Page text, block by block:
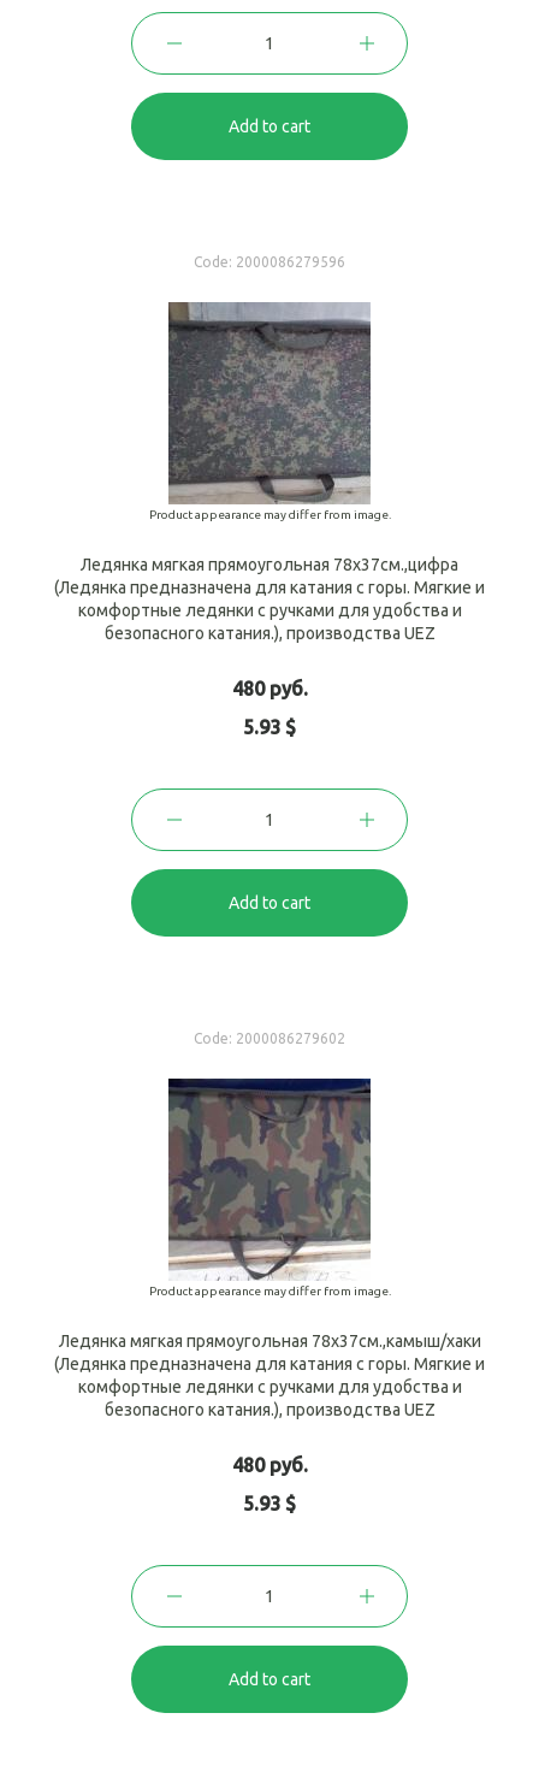
Add to cart
Code: 2000086279596
Product appearance may differ from image.
Ледянка мягкая прямоугольная 78х37см.,цифра
(Ледянка предназначена для катания с горы. Мягкие и
комфортные ледянки с ручками для удобства и
безопасного катания.), производства UEZ
480 руб.
5.93 $
Add to cart
Code: 2000086279602
Product appearance may differ from image.
Ледянка мягкая прямоугольная 78х37см.,камыш/хаки
(Ледянка предназначена для катания с горы. Мягкие и
комфортные ледянки с ручками для удобства и
безопасного катания.), производства UEZ
480 руб.
5.93 $
Add to cart